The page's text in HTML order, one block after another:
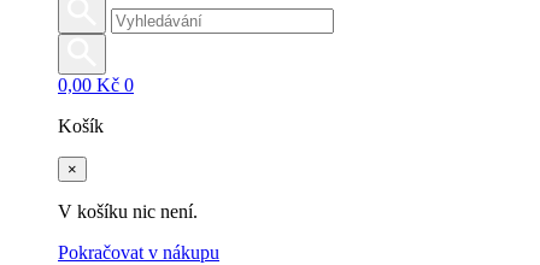
0,00 Kč 0
Košík
×
V košíku nic není.
Pokračovat v nákupu